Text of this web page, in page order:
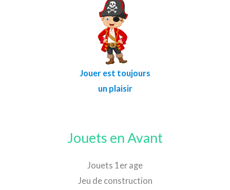
Jouer est toujours
un plaisir
Jouets en Avant
Jouets 1er age
Jeu de construction